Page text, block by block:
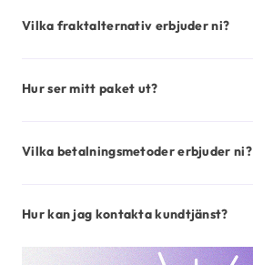
Vilka fraktalternativ erbjuder ni?
Hur ser mitt paket ut?
Vilka betalningsmetoder erbjuder ni?
Hur kan jag kontakta kundtjänst?